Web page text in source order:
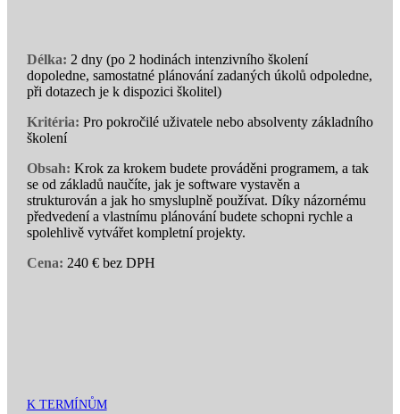
Délka: 2 dny (po 2 hodinách intenzivního školení
dopoledne, samostatné plánování zadaných úkolů odpoledne,
při dotazech je k dispozici školitel)
Kritéria: Pro pokročilé uživatele nebo absolventy základního
školení
Obsah: Krok za krokem budete prováděni programem, a tak
se od základů naučíte, jak je software vystavěn a
strukturován a jak ho smysluplně používat. Díky názornému
předvedení a vlastnímu plánování budete schopni rychle a
spolehlivě vytvářet kompletní projekty.
Cena: 240 € bez DPH
K TERMÍNŮM